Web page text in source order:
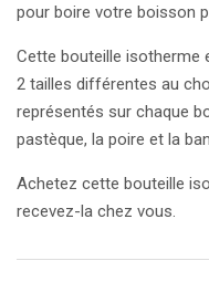
pour boire votre boisson
Cette bouteille isotherme
2 tailles différentes au
représentés sur chaque
pastèque, la poire et la
Achetez cette bouteille
recevez-la chez vous.